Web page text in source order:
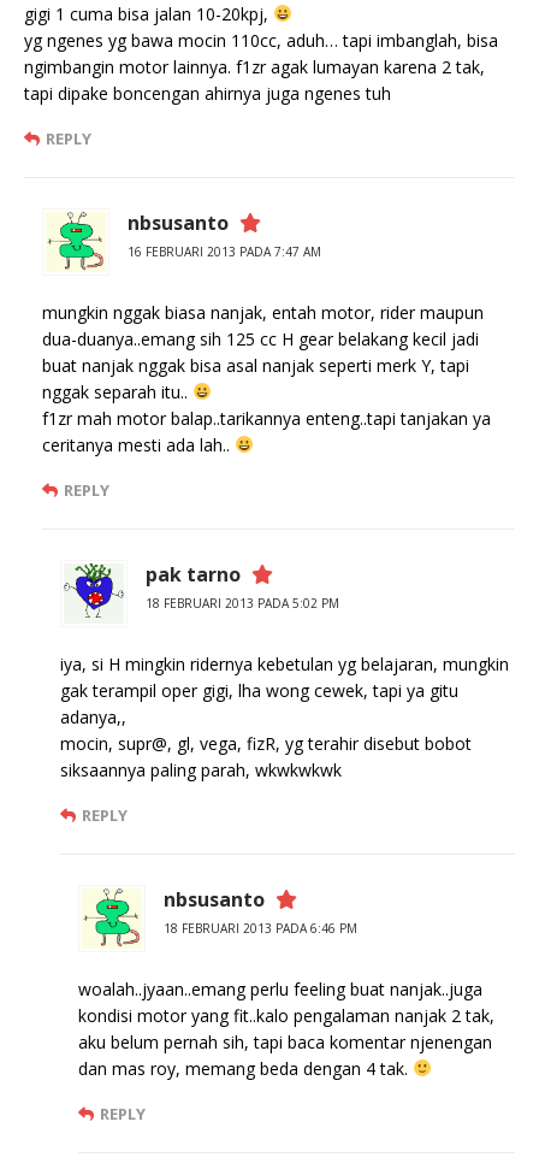
gigi 1 cuma bisa jalan 10-20kpj,
yg ngenes yg bawa mocin 110cc, aduh… tapi imbanglah, bisa
ngimbangin motor lainnya. f1zr agak lumayan karena 2 tak,
tapi dipake boncengan ahirnya juga ngenes tuh
REPLY
nbsusanto
16 FEBRUARI 2013 PADA 7:47 AM
mungkin nggak biasa nanjak, entah motor, rider maupun
dua-duanya..emang sih 125 cc H gear belakang kecil jadi
buat nanjak nggak bisa asal nanjak seperti merk Y, tapi
nggak separah itu..
f1zr mah motor balap..tarikannya enteng..tapi tanjakan ya
ceritanya mesti ada lah..
REPLY
pak tarno
18 FEBRUARI 2013 PADA 5:02 PM
iya, si H mingkin ridernya kebetulan yg belajaran, mungkin
gak terampil oper gigi, lha wong cewek, tapi ya gitu
adanya,,
mocin, supr@, gl, vega, fizR, yg terahir disebut bobot
siksaannya paling parah, wkwkwkwk
REPLY
nbsusanto
18 FEBRUARI 2013 PADA 6:46 PM
woalah..jyaan..emang perlu feeling buat nanjak..juga
kondisi motor yang fit..kalo pengalaman nanjak 2 tak,
aku belum pernah sih, tapi baca komentar njenengan
dan mas roy, memang beda dengan 4 tak.
REPLY